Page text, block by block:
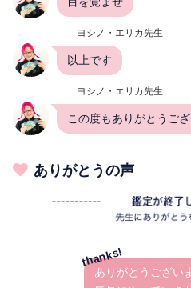
ヨシノ・エリカ先生
以上です
ヨシノ・エリカ先生
この度もありがとうござ
ありがとうの声
ありがとうござい